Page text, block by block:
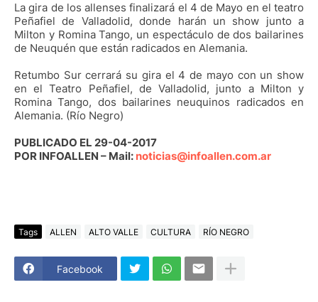
La gira de los allenses finalizará el 4 de Mayo en el teatro
Peñafiel de Valladolid, donde harán un show junto a
Milton y Romina Tango, un espectáculo de dos bailarines
de Neuquén que están radicados en Alemania.
Retumbo Sur cerrará su gira el 4 de mayo con un show
en el Teatro Peñafiel, de Valladolid, junto a Milton y
Romina Tango, dos bailarines neuquinos radicados en
Alemania. (Río Negro)
PUBLICADO EL 29-04-2017
POR INFOALLEN – Mail: noticias@infoallen.com.ar
Tags ALLEN ALTO VALLE CULTURA RÍO NEGRO
Facebook